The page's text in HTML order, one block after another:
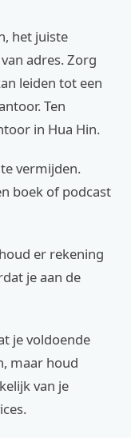
het juiste
adres. Zorg
leiden tot een
Ten
in Hua Hin.
vermijden.
boek of podcast
er rekening
je aan de
je voldoende
maar houd
van je